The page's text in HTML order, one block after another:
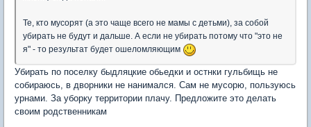
Те, кто мусорят (а это чаще всего не мамы с детьми), за собой
убирать не будут и дальше. А если не убирать потому что "это не
я" - то результат будет ошеломляющим
Убирать по поселку быдляцкие обьедки и остнки гульбищь не
собираюсь, в дворники не нанимался. Сам не мусорю, пользуюсь
урнами. За уборку территории плачу. Предложите это делать
своим родственникам